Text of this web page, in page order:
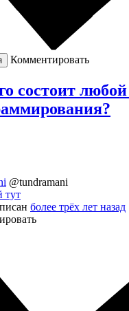
Комментировать
состоит
@tundramani
тут
более трёх лет назад